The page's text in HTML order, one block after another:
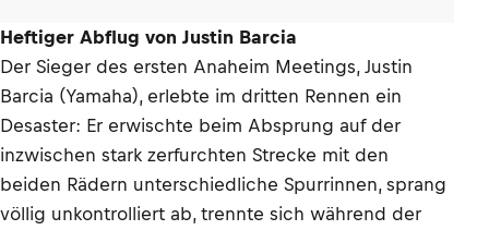
Heftiger Abflug von Justin Barcia
Der Sieger des ersten Anaheim Meetings, Justin
Barcia (Yamaha), erlebte im dritten Rennen ein
Desaster: Er erwischte beim Absprung auf der
inzwischen stark zerfurchten Strecke mit den
beiden Rädern unterschiedliche Spurrinnen, sprang
völlig unkontrolliert ab, trennte sich während der